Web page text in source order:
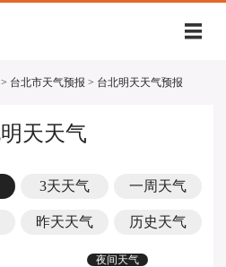
> 台北市天气预报 > 台北明天天气预报
天天气
3天天气 一周天气
昨天天气 历史天气
夜间天气